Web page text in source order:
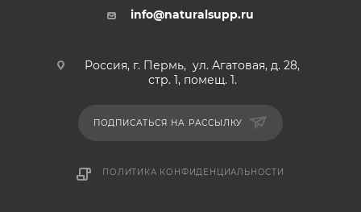
info@naturalsupp.ru
Россия, г. Пермь, ул. Агатовая, д. 28,
стр. 1, помещ. 1.
ПОДПИСАТЬСЯ НА РАССЫЛКУ
ПОЛИТИКА КОНФИДЕНЦИАЛЬНОСТИ